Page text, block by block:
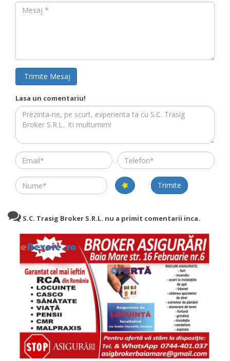
Mesaj
Trimite Mesaj
Lasa un comentariu!
Email Telefon
Name Trimite
S.C. Trasig Broker S.R.L. nu a primit comentarii inca.